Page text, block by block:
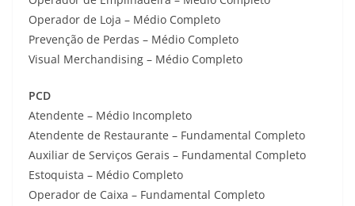
Operador de Loja – Médio Completo
Prevenção de Perdas – Médio Completo
Visual Merchandising – Médio Completo
PCD
Atendente – Médio Incompleto
Atendente de Restaurante – Fundamental Completo
Auxiliar de Serviços Gerais – Fundamental Completo
Estoquista – Médio Completo
Operador de Caixa – Fundamental Completo